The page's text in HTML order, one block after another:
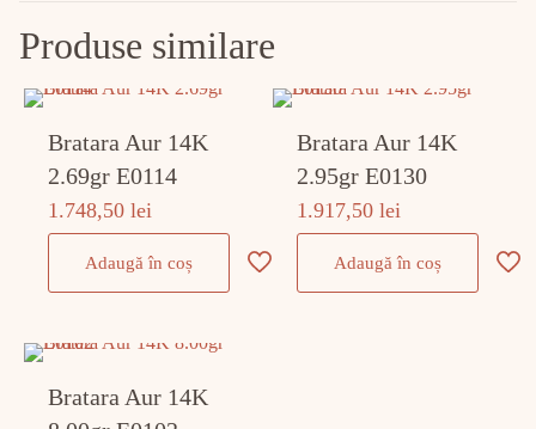
Produse similare
Bratara Aur 14K
2.69gr E0114
1.748,50lei
Adaugă în coș
Bratara Aur 14K
2.95gr E0130
1.917,50lei
Adaugă în coș
Bratara Aur 14K